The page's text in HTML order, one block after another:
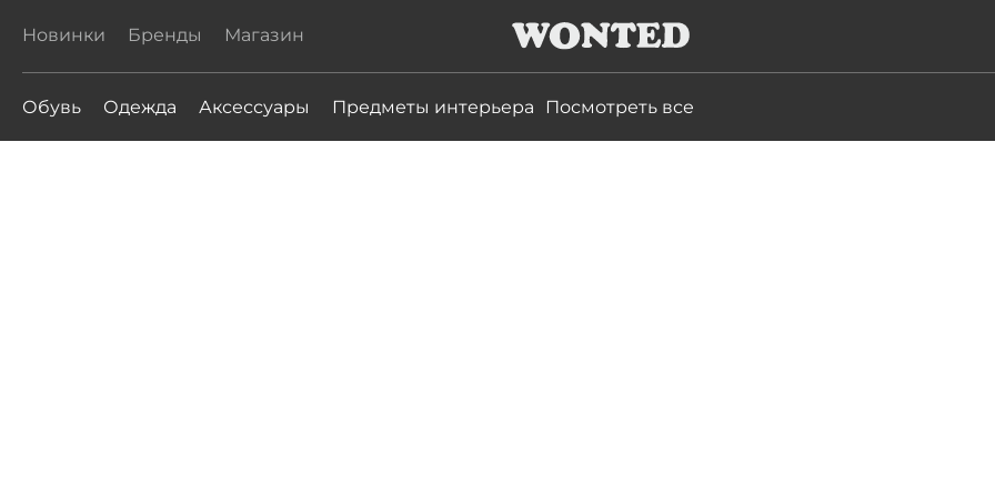
Новинки Бренды Магазин
Обувь Одежда Аксессуары Предметы интерьера Посмотреть все